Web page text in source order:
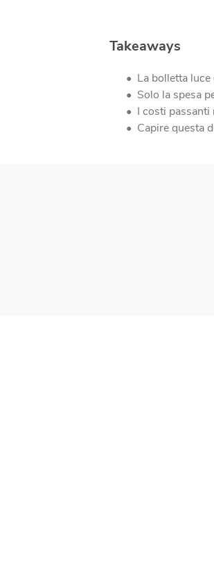
Takeaways
La bolletta
Solo la spesa
I costi
Capire questa